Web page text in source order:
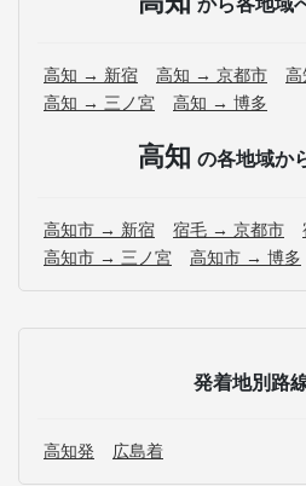
から各地域
高知 → 新宿 高知 → 京都市
高知 → 三ノ宮
高知 → 博多
高知 の各地域か
高知市 → 新宿 宿毛 → 京都市
高知市 → 三ノ宮
高知市 → 博多
発着地別路
高知発 広島着